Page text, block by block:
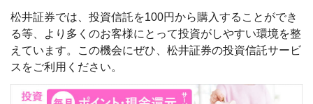
松井証券では、投資信託を100円から購入することができ
る等、より多くのお客様にとって投資がしやすい環境を整
えています。この機会にぜひ、松井証券の投資信託サービ
スをご利用ください。